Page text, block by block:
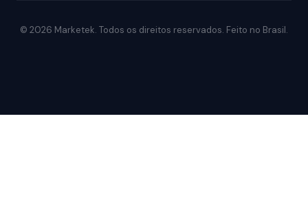
© 2026 Marketek. Todos os direitos reservados. Feito no Brasil.